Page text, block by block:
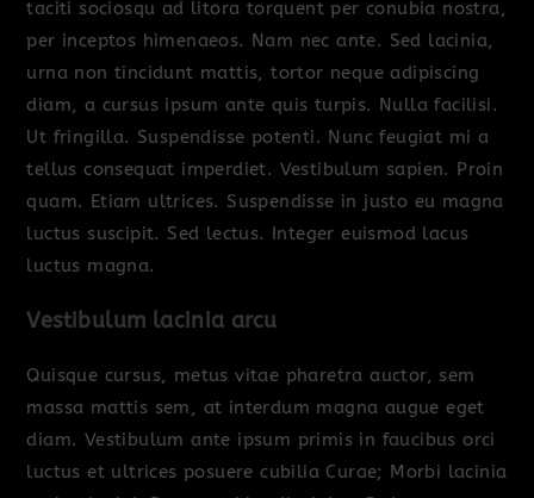
taciti sociosqu ad litora torquent per conubia nostra,
per inceptos himenaeos. Nam nec ante. Sed lacinia,
urna non tincidunt mattis, tortor neque adipiscing
diam, a cursus ipsum ante quis turpis. Nulla facilisi.
Ut fringilla. Suspendisse potenti. Nunc feugiat mi a
tellus consequat imperdiet. Vestibulum sapien. Proin
quam. Etiam ultrices. Suspendisse in justo eu magna
luctus suscipit. Sed lectus. Integer euismod lacus
luctus magna.
Vestibulum lacinia arcu
Quisque cursus, metus vitae pharetra auctor, sem
massa mattis sem, at interdum magna augue eget
diam. Vestibulum ante ipsum primis in faucibus orci
luctus et ultrices posuere cubilia Curae; Morbi lacinia